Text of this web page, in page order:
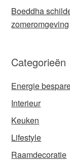
Boeddha
zomeromgeving
Categorieën
Energie
Interieur
Keuken
Lifestyle
Raamdecoratie